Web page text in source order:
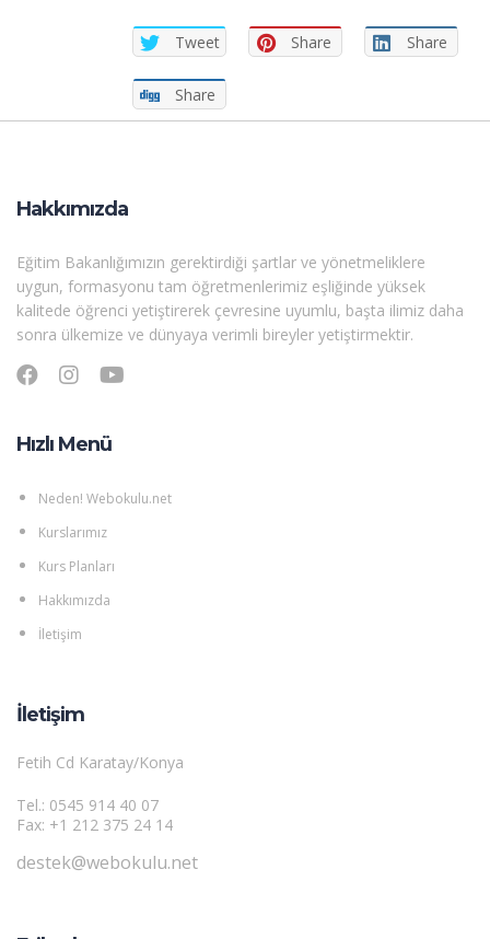
Tweet Share Share
Share
Hakkımızda
Eğitim Bakanlığımızın gerektirdiği şartlar ve yönetmeliklere
uygun, formasyonu tam öğretmenlerimiz eşliğinde yüksek
kalitede öğrenci yetiştirerek çevresine uyumlu, başta ilimiz daha
sonra ülkemize ve dünyaya verimli bireyler yetiştirmektir.
Hızlı Menü
Neden! Webokulu.net
Kurslarımız
Kurs Planları
Hakkımızda
İletişim
İletişim
Fetih Cd Karatay/Konya
Tel.: 0545 914 40 07
Fax: +1 212 375 24 14
destek@webokulu.net